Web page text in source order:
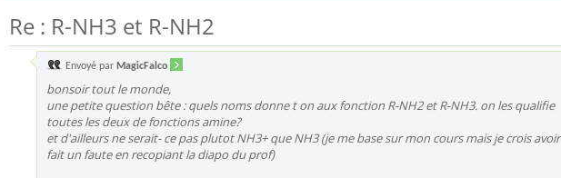
Re : R-NH3 et R-NH2
Envoyé par MagicFalco
bonsoir tout le monde,
une petite question bête : quels noms donne t on aux fonction R-NH2 et R-NH3. on les qualifie
toutes les deux de fonctions amine?
et d'ailleurs ne serait- ce pas plutot NH3+ que NH3 (je me base sur mon cours mais je crois avoir
fait un faute en recopiant la diapo du prof)